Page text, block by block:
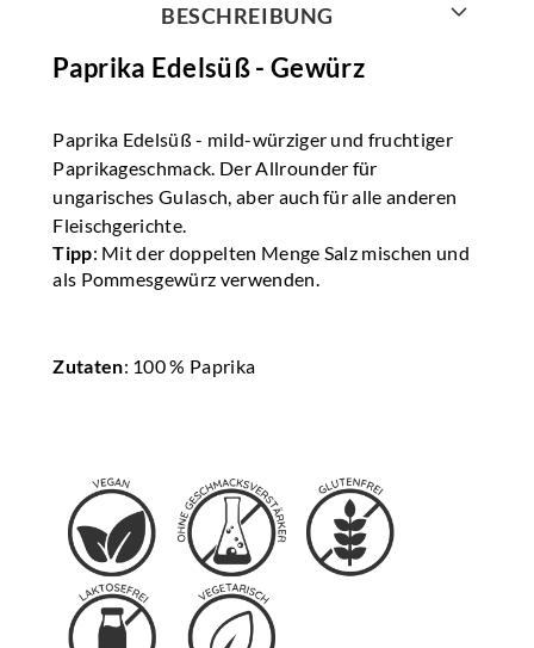
BESCHREIBUNG
Paprika Edelsüß - Gewürz
Paprika Edelsüß - mild-würziger und fruchtiger
Paprikageschmack. Der Allrounder für
ungarisches Gulasch, aber auch für alle anderen
Fleischgerichte.
Tipp: Mit der doppelten Menge Salz mischen und
als Pommesgewürz verwenden.
Zutaten: 100 % Paprika